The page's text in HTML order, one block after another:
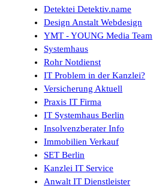
Detektei Detektiv.name
Design Anstalt Webdesign
YMT - YOUNG Media Team
Systemhaus
Rohr Notdienst
IT Problem in der Kanzlei?
Versicherung Aktuell
Praxis IT Firma
IT Systemhaus Berlin
Insolvenzberater Info
Immobilien Verkauf
SET Berlin
Kanzlei IT Service
Anwalt IT Dienstleister